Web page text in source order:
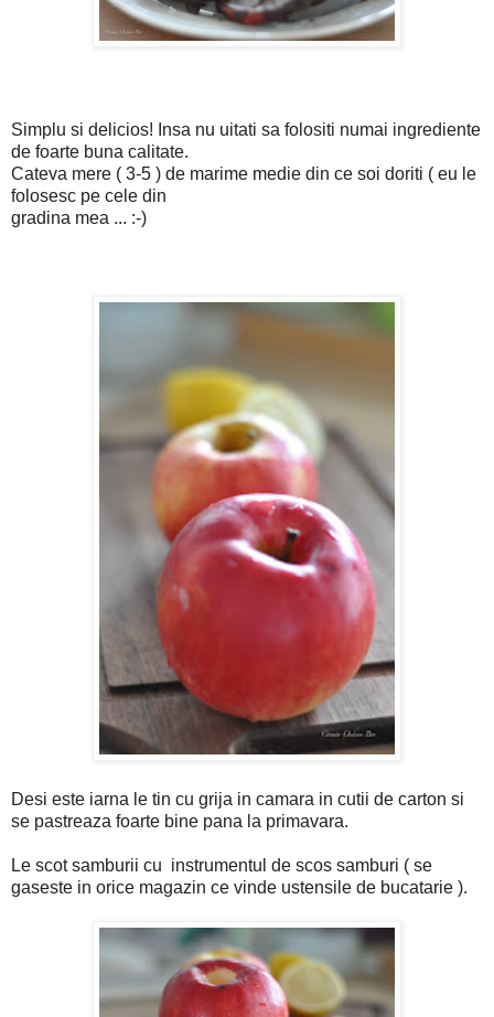
Simplu si delicios! Insa nu uitati sa folositi numai ingrediente
de foarte buna calitate.
Cateva mere ( 3-5 ) de marime medie din ce soi doriti ( eu le
folosesc pe cele din
gradina mea ... :-)
Desi este iarna le tin cu grija in camara in cutii de carton si
se pastreaza foarte bine pana la primavara.
Le scot samburii cu instrumentul de scos samburi ( se
gaseste in orice magazin ce vinde ustensile de bucatarie ).